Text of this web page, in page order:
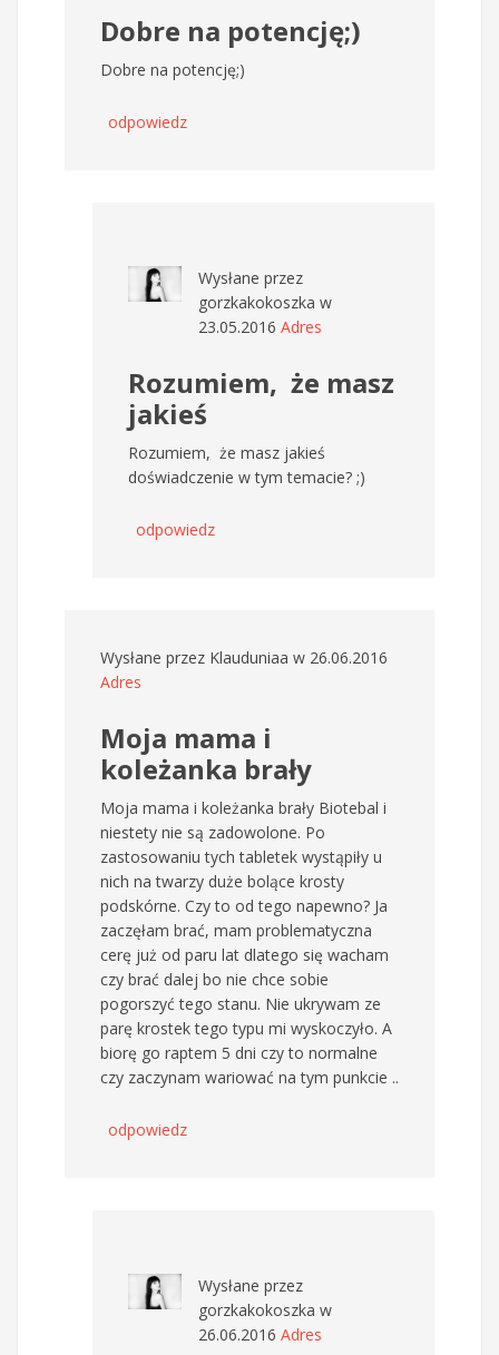
Dobre na potencję;)
Dobre na potencję;)
odpowiedz
Wysłane przez
gorzkakokoszka w
23.05.2016 Adres
Rozumiem, że masz
jakieś
Rozumiem, że masz jakieś
doświadczenie w tym temacie? ;)
odpowiedz
Wysłane przez Klauduniaa w 26.06.2016
Adres
Moja mama i
koleżanka brały
Moja mama i koleżanka brały Biotebal i
niestety nie są zadowolone. Po
zastosowaniu tych tabletek wystąpiły u
nich na twarzy duże bolące krosty
podskórne. Czy to od tego napewno? Ja
zaczęłam brać, mam problematyczna
cerę już od paru lat dlatego się wacham
czy brać dalej bo nie chce sobie
pogorszyć tego stanu. Nie ukrywam ze
parę krostek tego typu mi wyskoczyło. A
biorę go raptem 5 dni czy to normalne
czy zaczynam wariować na tym punkcie ..
odpowiedz
Wysłane przez
gorzkakokoszka w
26.06.2016 Adres